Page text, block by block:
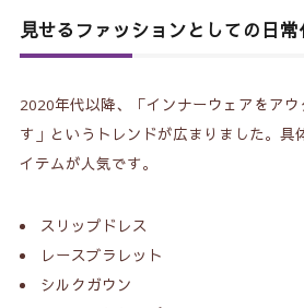
見せるファッションとしての日常
2020年代以降、「インナーウェアをア
す」というトレンドが広まりました。具
イテムが人気です。
スリップドレス
レースブラレット
シルクガウン